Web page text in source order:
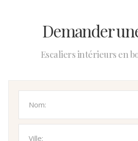
Demander
Escaliers intérieurs en